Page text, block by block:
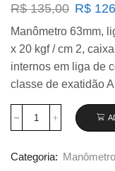
R$135,00 O
original
era:
R$
R$
Manômetro 63mm,
x 20 kgf / cm 2,
internos em liga de
classe de exatidão
Manômetro
Horizontal
Categoria: